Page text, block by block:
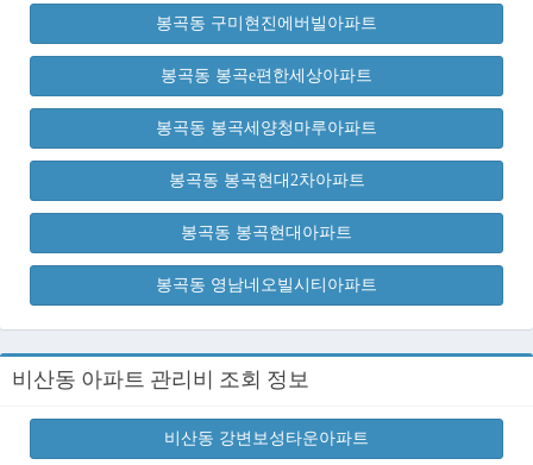
봉곡동 구미현진에버빌아파트
봉곡동 봉곡e편한세상아파트
봉곡동 봉곡세양청마루아파트
봉곡동 봉곡현대2차아파트
봉곡동 봉곡현대아파트
봉곡동 영남네오빌시티아파트
비산동 아파트 관리비 조회 정보
비산동 강변보성타운아파트